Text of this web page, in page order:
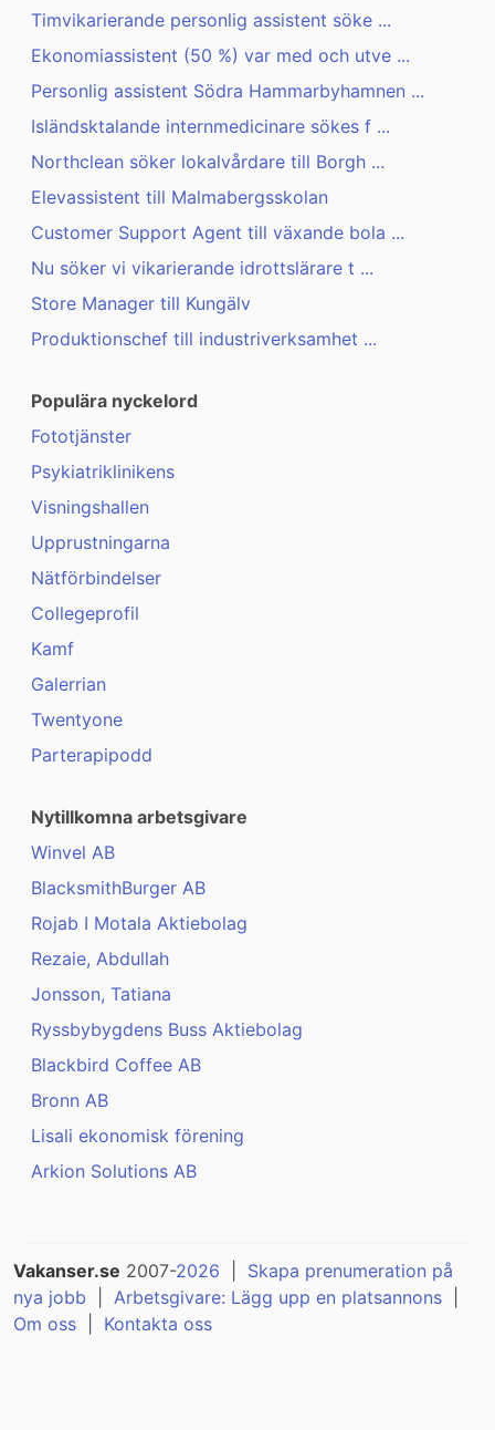
Timvikarierande personlig assistent söke ...
Ekonomiassistent (50 %) var med och utve ...
Personlig assistent Södra Hammarbyhamnen ...
Isländsktalande internmedicinare sökes f ...
Northclean söker lokalvårdare till Borgh ...
Elevassistent till Malmabergsskolan
Customer Support Agent till växande bola ...
Nu söker vi vikarierande idrottslärare t ...
Store Manager till Kungälv
Produktionschef till industriverksamhet ...
Populära nyckelord
Fototjänster
Psykiatriklinikens
Visningshallen
Upprustningarna
Nätförbindelser
Collegeprofil
Kamf
Galerrian
Twentyone
Parterapipodd
Nytillkomna arbetsgivare
Winvel AB
BlacksmithBurger AB
Rojab I Motala Aktiebolag
Rezaie, Abdullah
Jonsson, Tatiana
Ryssbybygdens Buss Aktiebolag
Blackbird Coffee AB
Bronn AB
Lisali ekonomisk förening
Arkion Solutions AB
Vakanser.se 2007-2026
Skapa prenumeration på
nya jobb
Arbetsgivare: Lägg upp en platsannons
Om oss
Kontakta oss